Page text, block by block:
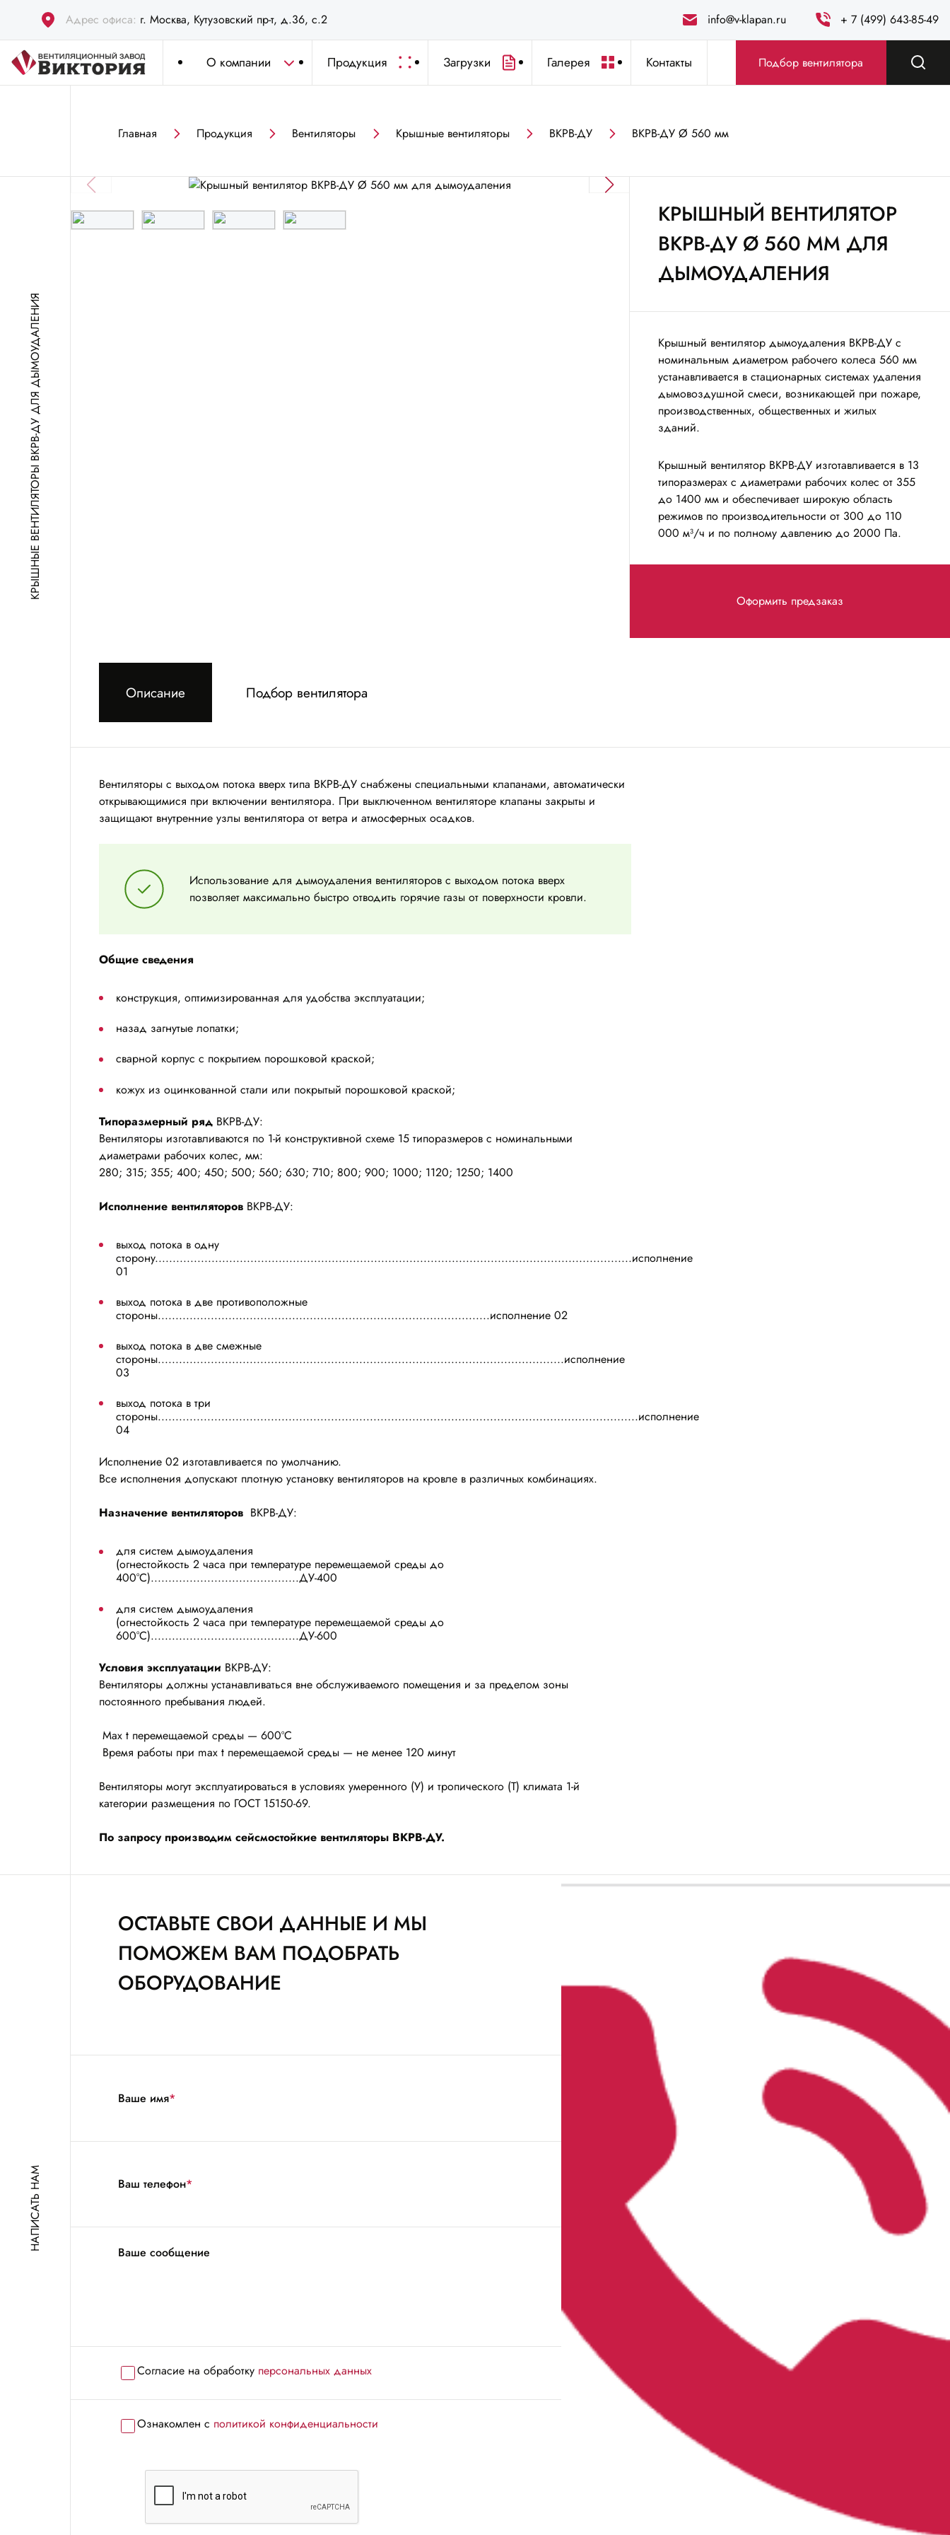
Адрес офиса: г. Москва, Кутузовский пр-т, д.36, с.2 info@v-klapan.ru + 7 (499) 643-85-49
О компании Продукция Загрузки Галерея Контакты Подбор вентилятора
Главная Продукция Вентиляторы Крышные вентиляторы ВКРВ-ДУ ВКРВ-ДУ Ø 560 мм
КРЫШНЫЕ ВЕНТИЛЯТОРЫ ВКРВ-ДУ ДЛЯ ДЫМОУДАЛЕНИЯ
КРЫШНЫЙ ВЕНТИЛЯТОР
ВКРВ-ДУ Ø 560 ММ ДЛЯ
ДЫМОУДАЛЕНИЯ
Крышный вентилятор дымоудаления ВКРВ-ДУ с
номинальным диаметром рабочего колеса 560 мм
устанавливается в стационарных системах удаления
дымовоздушной смеси, возникающей при пожаре,
производственных, общественных и жилых
зданий.
Крышный вентилятор ВКРВ-ДУ изготавливается в 13
типоразмерах с диаметрами рабочих колес от 355
до 1400 мм и обеспечивает широкую область
режимов по производительности от 300 до 110
000 м³/ч и по полному давлению до 2000 Па.
Оформить предзаказ
Описание Подбор вентилятора
Вентиляторы с выходом потока вверх типа ВКРВ-ДУ снабжены специальными клапанами, автоматически
открывающимися при включении вентилятора. При выключенном вентиляторе клапаны закрыты и
защищают внутренние узлы вентилятора от ветра и атмосферных осадков.
Использование для дымоудаления вентиляторов с выходом потока вверх
позволяет максимально быстро отводить горячие газы от поверхности кровли.
Общие сведения
конструкция, оптимизированная для удобства эксплуатации;
назад загнутые лопатки;
сварной корпус с покрытием порошковой краской;
кожух из оцинкованной стали или покрытый порошковой краской;
Типоразмерный ряд ВКРВ-ДУ:
Вентиляторы изготавливаются по 1-й конструктивной схеме 15 типоразмеров с номинальными
диаметрами рабочих колес, мм:
280; 315; 355; 400; 450; 500; 560; 630; 710; 800; 900; 1000; 1120; 1250; 1400
Исполнение вентиляторов ВКРВ-ДУ:
выход потока в одну
сторону.......................................................................................................................................исполнение
01
выход потока в две противоположные
стороны..............................................................................................исполнение 02
выход потока в две смежные
стороны...................................................................................................................исполнение
03
выход потока в три
стороны........................................................................................................................................исполнение
04
Исполнение 02 изготавливается по умолчанию.
Все исполнения допускают плотную установку вентиляторов на кровле в различных комбинациях.
Назначение вентиляторов ВКРВ-ДУ:
для систем дымоудаления
(огнестойкость 2 часа при температуре перемещаемой среды до
400°С)..........................................ДУ-400
для систем дымоудаления
(огнестойкость 2 часа при температуре перемещаемой среды до
600°С)..........................................ДУ-600
Условия эксплуатации ВКРВ-ДУ:
Вентиляторы должны устанавливаться вне обслуживаемого помещения и за пределом зоны
постоянного пребывания людей.
Max t перемещаемой среды — 600ºC
Время работы при max t перемещаемой среды — не менее 120 минут
Вентиляторы могут эксплуатироваться в условиях умеренного (У) и тропического (Т) климата 1-й
категории размещения по ГОСТ 15150-69.
По запросу производим сейсмостойкие вентиляторы ВКРВ-ДУ.
НАПИСАТЬ НАМ
ОСТАВЬТЕ СВОИ ДАННЫЕ И МЫ
ПОМОЖЕМ ВАМ ПОДОБРАТЬ
ОБОРУДОВАНИЕ
Ваше имя*
Ваш телефон*
Ваше сообщение
Согласие на обработку персональных данных
Ознакомлен с политикой конфиденциальности